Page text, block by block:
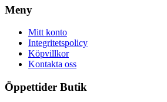
Meny
Mitt konto
Integritetspolicy
Köpvillkor
Kontakta oss
Öppettider Butik